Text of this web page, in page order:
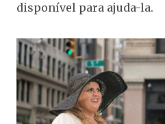
disponível para ajuda-la.